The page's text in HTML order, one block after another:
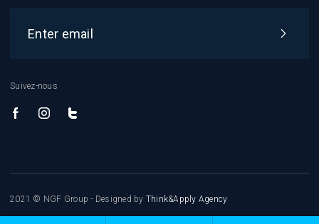
Suivez-nous
2021 © NGF Group - Designed by Think&Apply Agency